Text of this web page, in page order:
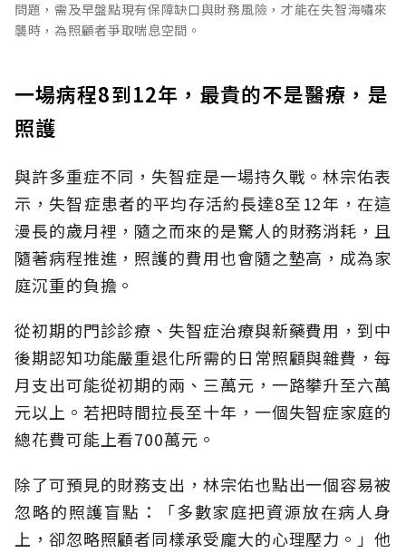
問題，需及早盤點現有保障缺口與財務風險，才能在失智海嘯來
襲時，為照顧者爭取喘息空間。
一場病程8到12年，最貴的不是醫療，是
照護
與許多重症不同，失智症是一場持久戰。林宗佑表
示，失智症患者的平均存活約長達8至12年，在這
漫長的歲月裡，隨之而來的是驚人的財務消耗，且
隨著病程推進，照護的費用也會隨之墊高，成為家
庭沉重的負擔。
從初期的門診診療、失智症治療與新藥費用，到中
後期認知功能嚴重退化所需的日常照顧與雜費，每
月支出可能從初期的兩、三萬元，一路攀升至六萬
元以上。若把時間拉長至十年，一個失智症家庭的
總花費可能上看700萬元。
除了可預見的財務支出，林宗佑也點出一個容易被
忽略的照護盲點：「多數家庭把資源放在病人身
上，卻忽略照顧者同樣承受龐大的心理壓力。」他